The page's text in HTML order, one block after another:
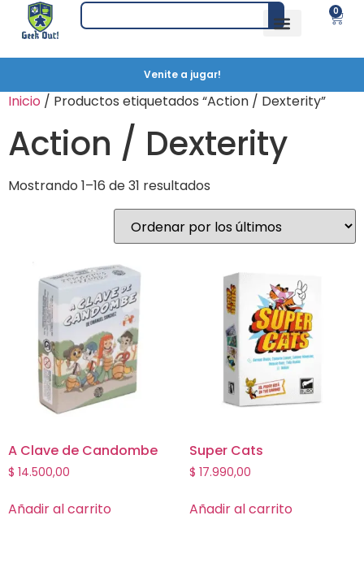
0
Venite a jugar!
Inicio / Productos etiquetados “Action / Dexterity”
Action / Dexterity
Mostrando 1–16 de 31 resultados
A Clave de Candombe
$ 14.500,00
Añadir al carrito
Super Cats
$ 17.990,00
Añadir al carrito